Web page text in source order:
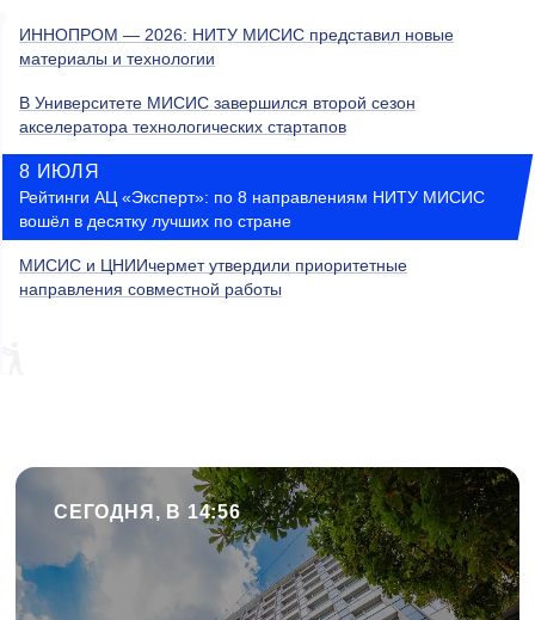
ИННОПРОМ — 2026: НИТУ МИСИС представил новые
материалы и технологии
В Университете МИСИС завершился второй сезон
акселератора технологических стартапов
8 ИЮЛЯ
Рейтинги АЦ «Эксперт»: по 8 направлениям НИТУ МИСИС
вошёл в десятку лучших по стране
МИСИС и ЦНИИчермет утвердили приоритетные
направления совместной работы
СЕГОДНЯ, В 14:56